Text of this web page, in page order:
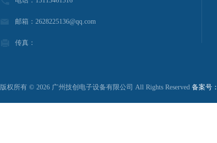
邮箱：2628225136@qq.com
传真：
版权所有 © 2026 广州技创电子设备有限公司 All Rights Reserved 备案号